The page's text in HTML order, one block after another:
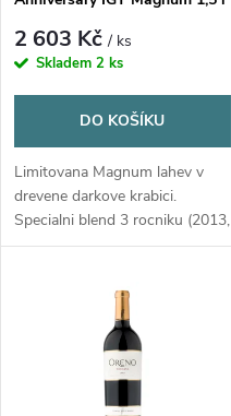
r
o
d
u
p
r
d
u
2 603 Kč/ ks
Skladem 2 ks
DO KOŠÍKU
Limitovana Magnum lahev v
drevene darkove krabici.
Specialni blend 3 rocniku (2013,
2015, 2016) k vyroci vina